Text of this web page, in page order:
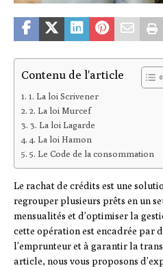
Contenu de l'article
1. La loi Scrivener
2. La loi Murcef
3. La loi Lagarde
4. La loi Hamon
5. Le Code de la consommation
Le rachat de crédits est une
regrouper plusieurs prêts en un
mensualités et d’optimiser la
cette opération est encadrée par
l’emprunteur et à garantir la
article, nous vous proposons